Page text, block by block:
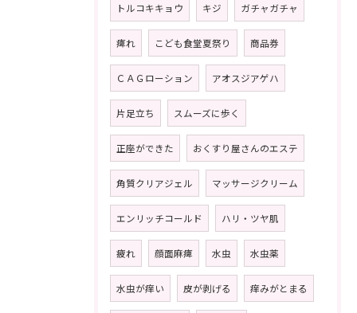
トルコキキョウ キジ ガチャガチャ
痺れ こども食堂夏祭り 商品券
ＣＡＧローション アオスジアゲハ
片足立ち スムーズに歩く
正座ができた おくすり屋さんのエステ
角質クリアジェル マッサージクリーム
エンリッチコールド ハリ・ツヤ肌
疲れ 顔面麻痺 水虫 水虫薬
水虫が痒い 皮が剥げる 痒みがとまる